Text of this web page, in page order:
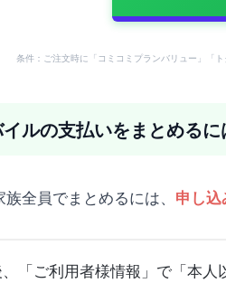
条件：ご注文時に「コミコミプランバリュー」「
ルの支払いをまとめるに
全員でまとめるには、 申し
「ご利用者様情報」で「本人